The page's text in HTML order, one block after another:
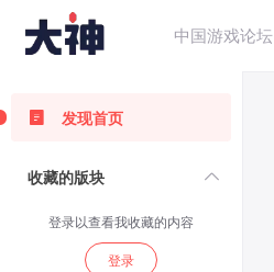
中国游戏论坛
发现首页
收藏的版块
登录以查看我收藏的内容
登录